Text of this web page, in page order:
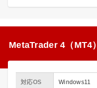
MetaTrader 4（MT4）
対応OS Windows11